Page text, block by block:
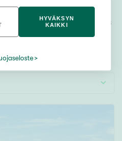
Katso alta kaikki
Alppikylä. Hyödynnä myös
jonka avulla löydät omien
HYVÄKSYN
KAIKKI